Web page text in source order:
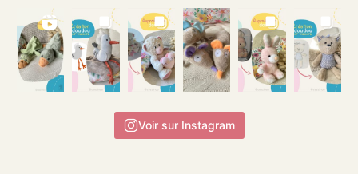
Voir sur Instagram